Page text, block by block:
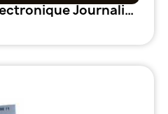
Programmateur Électronique Journalier-Hebdomadaire 20 programmes